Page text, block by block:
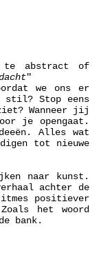
te abstract of
"
we ons er
stil? Stop eens
Wanneer jij
je opengaat.
Alles wat
tot nieuwe
naar kunst.
achter de
positiever
het woord
bank.